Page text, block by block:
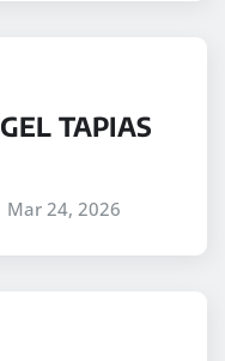
TAPIAS
Mar 24, 2026